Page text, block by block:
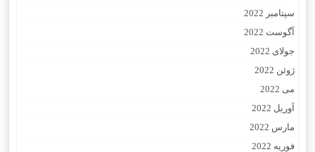
سپتامبر 2022
آگوست 2022
جولای 2022
ژوئن 2022
می 2022
آوریل 2022
مارس 2022
فوریه 2022